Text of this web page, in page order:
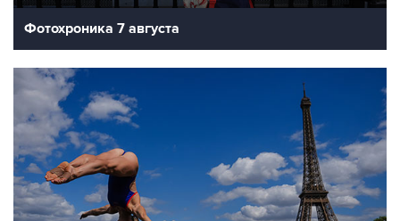
Фотохроника 7 августа